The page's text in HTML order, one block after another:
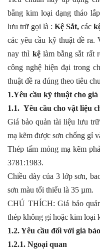
bằng kim loại dạng tháo
lưu trữ gọi là :Kệ Sắt,các
các yêu cầu kỹ thuật đề
nay thì kệ làm bằng sắt rất
công nghệ hiện đại trong
thuật đề ra đúng theo tiêu
1.Yêu cầu kỹ thuật cho
1.1. Yêu cầu cho vật liệu
Giá bảo quản tài liệu lưu
mạ kẽm được sơn chống gỉ
Thép tấm mỏng mạ kẽm
3781:1983.
Chiều dày của 3 lớp sơn,
sơn màu tối thiểu là 35 µm.
CHÚ THÍCH: Giá bảo
thép không gỉ hoặc kim loại
1.2. Yêu cầu đối với giá
1.2.1. Ngoại quan